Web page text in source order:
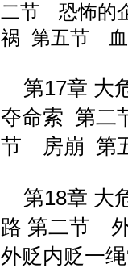
二节 恐怖的
祸 第五节 血
第17章 大
夺命索 第二
节 房崩
第
第18章 大
路 第二节
外贬内贬一